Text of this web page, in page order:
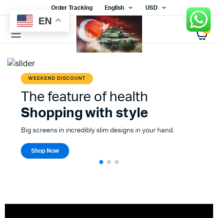
Order Tracking English USD
WEEKEND DISCOUNT
The feature of health
Shopping with style
Big screens in incredibly slim designs in your hand.
Shop Now
EN